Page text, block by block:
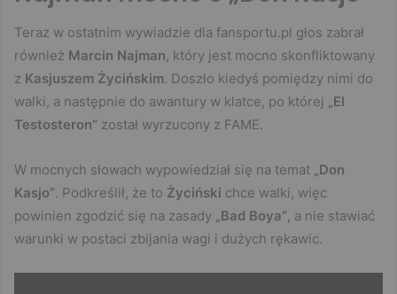
Teraz w ostatnim wywiadzie dla fansportu.pl głos zabrał
również Marcin Najman, który jest mocno skonfliktowany
z Kasjuszem Życińskim. Doszło kiedyś pomiędzy nimi do
walki, a następnie do awantury w klatce, po której „El
Testosteron” został wyrzucony z FAME.
W mocnych słowach wypowiedział się na temat „Don
Kasjo”. Podkreślił, że to Życiński chce walki, więc
powinien zgodzić się na zasady „Bad Boya”, a nie stawiać
warunki w postaci zbijania wagi i dużych rękawic.